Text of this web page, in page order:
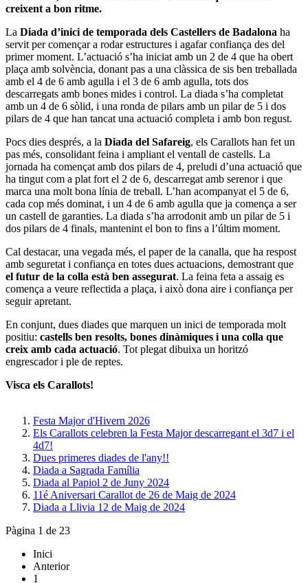
creixent a bon ritme.
La Diada d’inici de temporada dels Castellers de Badalona ha
servit per començar a rodar estructures i agafar confiança des del
primer moment. L’actuació s’ha iniciat amb un 2 de 4 que ha obert
plaça amb solvència, donant pas a una clàssica de sis ben treballada
amb el 4 de 6 amb agulla i el 3 de 6 amb agulla, tots dos
descarregats amb bones mides i control. La diada s’ha completat
amb un 4 de 6 sòlid, i una ronda de pilars amb un pilar de 5 i dos
pilars de 4 que han tancat una actuació completa i amb bon regust.
Pocs dies després, a la Diada del Safareig, els Carallots han fet un
pas més, consolidant feina i ampliant el ventall de castells. La
jornada ha començat amb dos pilars de 4, preludi d’una actuació que
ha tingut com a plat fort el 2 de 6, descarregat amb serenor i que
marca una molt bona línia de treball. L’han acompanyat el 5 de 6,
cada cop més dominat, i un 4 de 6 amb agulla que ja comença a ser
un castell de garanties. La diada s’ha arrodonit amb un pilar de 5 i
dos pilars de 4 finals, mantenint el bon to fins a l’últim moment.
Cal destacar, una vegada més, el paper de la canalla, que ha respost
amb seguretat i confiança en totes dues actuacions, demostrant que
el futur de la colla està ben assegurat. La feina feta a assaig es
comença a veure reflectida a plaça, i això dona aire i confiança per
seguir apretant.
En conjunt, dues diades que marquen un inici de temporada molt
positiu: castells ben resolts, bones dinàmiques i una colla que
creix amb cada actuació. Tot plegat dibuixa un horitzó
engrescador i ple de reptes.
Visca els Carallots!
Festa Major d'Hivern 2026
Els Carallots celebren la Festa Major descarregant el 3d7 i el
4d7!
Dues primeres diades de l'any!!
Diada a Sagrada Família
Diada al Papiol 2 de Juny 2024
11é Aniversari Carallot de 26 de Maig de 2024
Diada a Llivia 12 de Maig de 2024
Pàgina 1 de 23
Inici
Anterior
1